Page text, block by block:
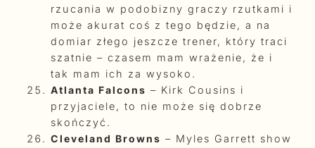
rzucania w podobizny graczy rzutkami i
może akurat coś z tego będzie, a na
domiar złego jeszcze trener, który traci
szatnie – czasem mam wrażenie, że i
tak mam ich za wysoko.
Atlanta Falcons – Kirk Cousins i
przyjaciele, to nie może się dobrze
skończyć.
Cleveland Browns – Myles Garrett show